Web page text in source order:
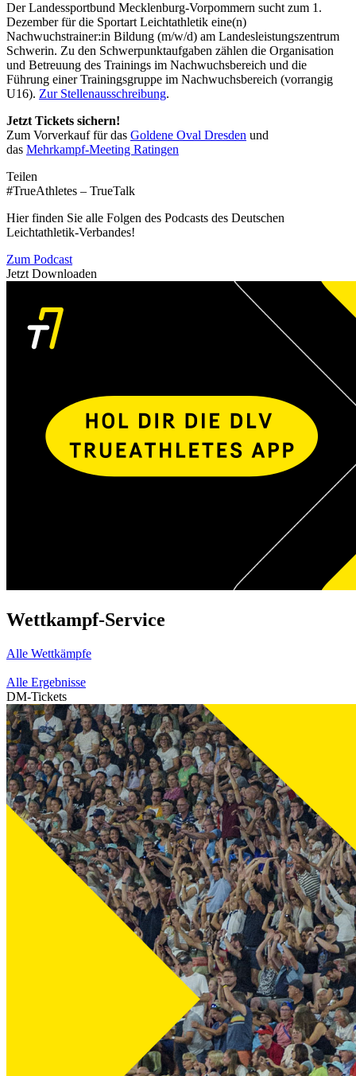
Der Landessportbund Mecklenburg-Vorpommern sucht zum 1.
Dezember für die Sportart Leichtathletik eine(n)
Nachwuchstrainer:in Bildung (m/w/d) am Landesleistungszentrum
Schwerin. Zu den Schwerpunktaufgaben zählen die Organisation
und Betreuung des Trainings im Nachwuchsbereich und die
Führung einer Trainingsgruppe im Nachwuchsbereich (vorrangig
U16). Zur Stellenausschreibung.
Jetzt Tickets sichern!
Zum Vorverkauf für das Goldene Oval Dresden und
das Mehrkampf-Meeting Ratingen
Teilen
#TrueAthletes – TrueTalk
Hier finden Sie alle Folgen des Podcasts des Deutschen
Leichtathletik-Verbandes!
Zum Podcast
Jetzt Downloaden
Wettkampf-Service
Alle Wettkämpfe
Alle Ergebnisse
DM-Tickets